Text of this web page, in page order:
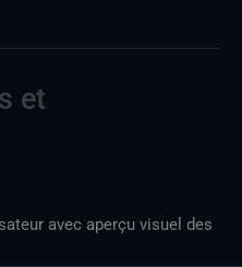
et
avec aperçu visuel des